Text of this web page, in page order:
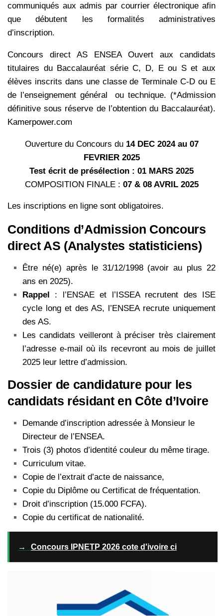
communiqués aux admis par courrier électronique afin
que débutent les formalités administratives
d’inscription.
Concours direct AS ENSEA Ouvert aux candidats
titulaires du Baccalauréat série C, D, E ou S et aux
élèves inscrits dans une classe de Terminale C-D ou E
de l’enseignement général ou technique. (*Admission
définitive sous réserve de l’obtention du Baccalauréat).
Kamerpower.com
Ouverture du Concours du 14 DEC 2024 au 07
FEVRIER 2025
Test écrit de présélection : 01 MARS 2025
COMPOSITION FINALE : 07 & 08 AVRIL 2025
Les inscriptions en ligne sont obligatoires.
Conditions d’Admission Concours
direct AS (Analystes statisticiens)
Être né(e) après le 31/12/1998 (avoir au plus 22
ans en 2025).
Rappel
: l’ENSAE et l’ISSEA recrutent des ISE
cycle long et des AS, l’ENSEA recrute uniquement
des AS.
Les candidats veilleront à préciser très clairement
l’adresse e-mail où ils recevront au mois de juillet
2025 leur lettre d’admission.
Dossier de candidature pour les
candidats résidant en Côte d’Ivoire
Demande d’inscription adressée à Monsieur le
Directeur de l’ENSEA.
Trois (3) photos d’identité couleur du même tirage.
Curriculum vitae.
Copie de l’extrait d’acte de naissance,
Copie du Diplôme ou Certificat de fréquentation.
Droit d’inscription (15.000 FCFA).
Copie du certificat de nationalité.
→ Concours IPNETP 2026 cote d'ivoire ci